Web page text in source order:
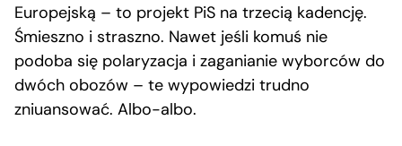
Europejską – to projekt PiS na trzecią kadencję.
Śmieszno i straszno. Nawet jeśli komuś nie
podoba się polaryzacja i zaganianie wyborców do
dwóch obozów – te wypowiedzi trudno
zniuansować. Albo-albo.